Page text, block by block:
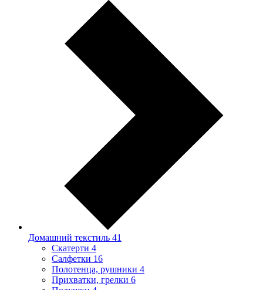
Домашний текстиль 41
Скатерти 4
Салфетки 16
Полотенца, рушники 4
Прихватки, грелки 6